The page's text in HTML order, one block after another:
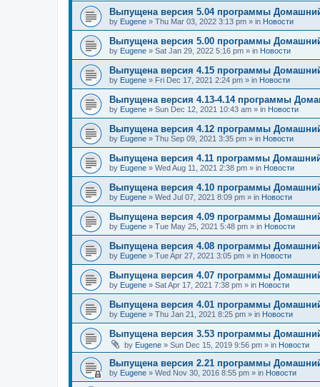
Выпущена версия 5.04 программы
by Eugene » Thu Mar 03, 2022 3:13 pm » in Новости
Выпущена версия 5.00 программы
by Eugene » Sat Jan 29, 2022 5:16 pm » in Новости
Выпущена версия 4.15 программы
by Eugene » Fri Dec 17, 2021 2:24 pm » in Новости
Выпущена версия 4.13-4.14 программы
by Eugene » Sun Dec 12, 2021 10:43 am » in Новости
Выпущена версия 4.12 программы
by Eugene » Thu Sep 09, 2021 3:35 pm » in Новости
Выпущена версия 4.11 программы
by Eugene » Wed Aug 11, 2021 2:38 pm » in Новости
Выпущена версия 4.10 программы
by Eugene » Wed Jul 07, 2021 8:09 pm » in Новости
Выпущена версия 4.09 программы
by Eugene » Tue May 25, 2021 5:48 pm » in Новости
Выпущена версия 4.08 программы
by Eugene » Tue Apr 27, 2021 3:05 pm » in Новости
Выпущена версия 4.07 программы
by Eugene » Sat Apr 17, 2021 7:38 pm » in Новости
Выпущена версия 4.01 программы
by Eugene » Thu Jan 21, 2021 8:25 pm » in Новости
Выпущена версия 3.53 программы
by Eugene » Sun Dec 15, 2019 9:56 pm » in Новости
Выпущена версия 2.21 программы
by Eugene » Wed Nov 30, 2016 8:55 pm » in Новости